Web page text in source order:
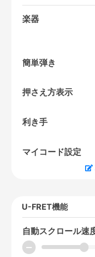
楽器
簡単弾き
押さえ方表示
利き手
マイコード設定
U-FRET機能
自動スクロール速
ー